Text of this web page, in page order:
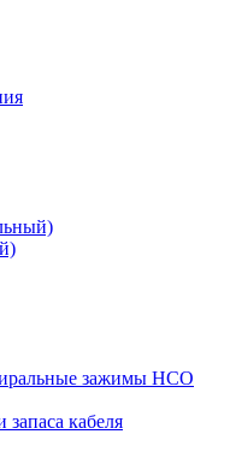
зажимы НСО
кабеля